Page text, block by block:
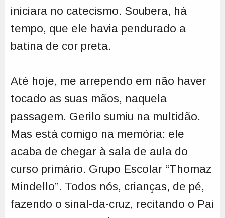
iniciara no catecismo. Soubera, há
tempo, que ele havia pendurado a
batina de cor preta.
Até hoje, me arrependo em não haver
tocado as suas mãos, naquela
passagem. Gerilo sumiu na multidão.
Mas está comigo na memória: ele
acaba de chegar à sala de aula do
curso primário. Grupo Escolar “Thomaz
Mindello”. Todos nós, crianças, de pé,
fazendo o sinal-da-cruz, recitando o Pai